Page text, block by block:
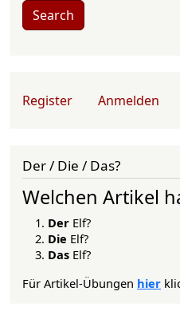
Search
User account menu
Register Anmelden
Der / Die / Das?
Welchen Artikel
Der Elf?
Die Elf?
Das Elf?
Für Artikel-Übungen hier